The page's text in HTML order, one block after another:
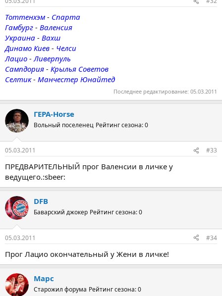
Тоттенхэм - Спарта
Гамбург - Валенсия
Украина - Вахш
Динамо Киев - Челси
Лацио -Ливерпуль
Сампдория - Крылья Советов
Селтик- Манчестер Юнайтед
Последнее редактирование: 05.03.2011
ГЕРА-Horse
Вольный поселенец Рейтинг сезона: 0
05.03.2011 #33
ПРЕДВАРИТЕЛЬНЫЙ прог Валенсии в личке у
ведущего.:sbeer:
DFB
Баварский джокер Рейтинг сезона: 0
05.03.2011 #34
Прог Лацио окончательный у Жени в личке!
Марс
Старожил форума Рейтинг сезона: 0